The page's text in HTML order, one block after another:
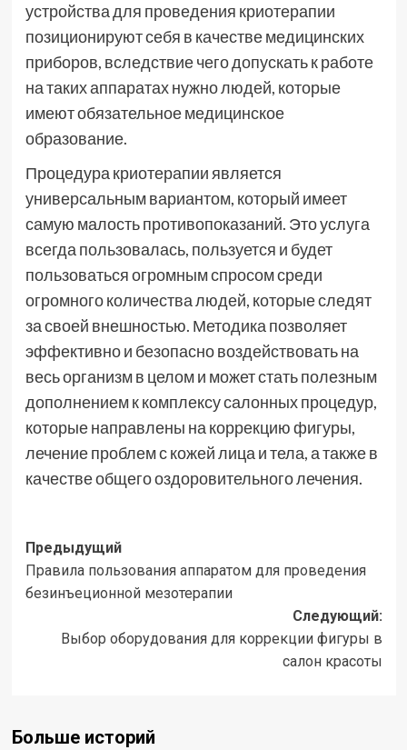
устройства для проведения криотерапии
позиционируют себя в качестве медицинских
приборов, вследствие чего допускать к работе
на таких аппаратах нужно людей, которые
имеют обязательное медицинское
образование.
Процедура криотерапии является
универсальным вариантом, который имеет
самую малость противопоказаний. Это услуга
всегда пользовалась, пользуется и будет
пользоваться огромным спросом среди
огромного количества людей, которые следят
за своей внешностью. Методика позволяет
эффективно и безопасно воздействовать на
весь организм в целом и может стать полезным
дополнением к комплексу салонных процедур,
которые направлены на коррекцию фигуры,
лечение проблем с кожей лица и тела, а также в
качестве общего оздоровительного лечения.
Навигация
записи
Предыдущий
Правила пользования аппаратом для проведения
безинъеционной мезотерапии
Следующий:
Выбор оборудования для коррекции фигуры в
салон красоты
Больше историй